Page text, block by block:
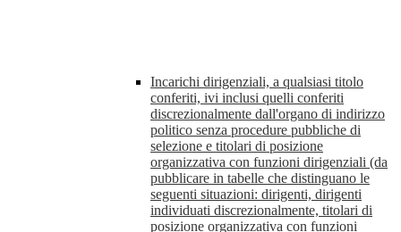
Incarichi dirigenziali, a qualsiasi titolo
conferiti, ivi inclusi quelli conferiti
discrezionalmente dall'organo di indirizzo
politico senza procedure pubbliche di
selezione e titolari di posizione
organizzativa con funzioni dirigenziali (da
pubblicare in tabelle che distinguano le
seguenti situazioni: dirigenti, dirigenti
individuati discrezionalmente, titolari di
posizione organizzativa con funzioni